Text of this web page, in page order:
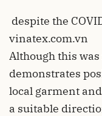
despite the
vinatex.com.vn
Although this
demonstrates
local garment
a suitable